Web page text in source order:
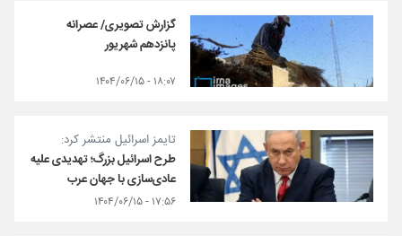
گزارش تصویری/ عصرانه
پانزدهم شهریور
۱۸:۰۷ - ۱۴۰۴/۰۶/۱۵
تایمز اسرائیل منتشر کرد:
طرح اسرائیل بزرگ؛ تهدیدی علیه
عادی‌سازی با جهان عرب
۱۷:۵۶ - ۱۴۰۴/۰۶/۱۵